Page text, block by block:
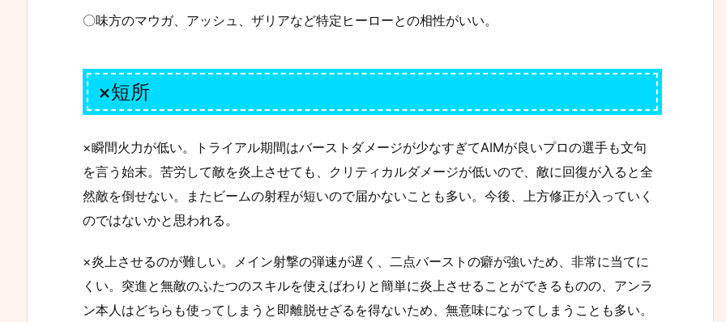
〇味方のマウガ、アッシュ、ザリアなど特定ヒーローとの相性がいい。
×短所
×瞬間火力が低い。トライアル期間はバーストダメージが少なすぎてAIMが良いプロの選手も文句
を言う始末。苦労して敵を炎上させても、クリティカルダメージが低いので、敵に回復が入ると全
然敵を倒せない。またビームの射程が短いので届かないことも多い。今後、上方修正が入っていく
のではないかと思われる。
×炎上させるのが難しい。メイン射撃の弾速が遅く、二点バーストの癖が強いため、非常に当てに
くい。突進と無敵のふたつのスキルを使えばわりと簡単に炎上させることができるものの、アンラ
ン本人はどちらも使ってしまうと即離脱せざるを得ないため、無意味になってしまうことも多い。